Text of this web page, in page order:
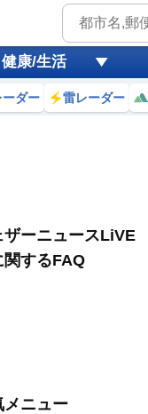
健康/生活
ーダー 雷レーダー
ザーニュースLiVE
関するFAQ
メニュー